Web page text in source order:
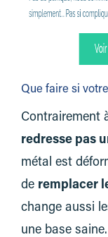
Que faire si
Contrairement
redresse pas
métal est
de remplacer
change aussi
une base saine.